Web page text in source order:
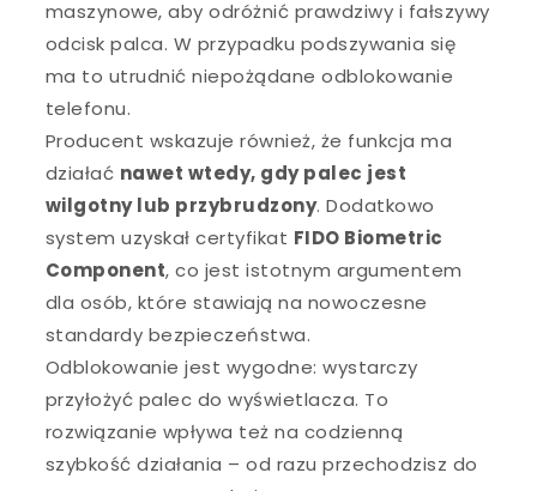
maszynowe, aby odróżnić prawdziwy i fałszywy
odcisk palca. W przypadku podszywania się
ma to utrudnić niepożądane odblokowanie
telefonu.
Producent wskazuje również, że funkcja ma
działać nawet wtedy, gdy palec jest
wilgotny lub przybrudzony. Dodatkowo
system uzyskał certyfikat FIDO Biometric
Component, co jest istotnym argumentem
dla osób, które stawiają na nowoczesne
standardy bezpieczeństwa.
Odblokowanie jest wygodne: wystarczy
przyłożyć palec do wyświetlacza. To
rozwiązanie wpływa też na codzienną
szybkość działania – od razu przechodzisz do